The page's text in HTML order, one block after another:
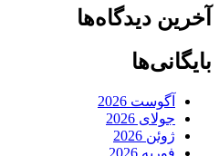
آخرین دیدگاه‌ها
بایگانی‌ها
آگوست 2026
جولای 2026
ژوئن 2026
فوریه 2026